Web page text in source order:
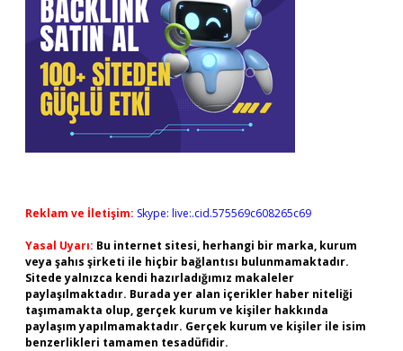
Reklam ve İletişim: Skype: live:.cid.575569c608265c69
Yasal Uyarı: Bu internet sitesi, herhangi bir marka, kurum
veya şahıs şirketi ile hiçbir bağlantısı bulunmamaktadır.
Sitede yalnızca kendi hazırladığımız makaleler
paylaşılmaktadır. Burada yer alan içerikler haber niteliği
taşımamakta olup, gerçek kurum ve kişiler hakkında
paylaşım yapılmamaktadır. Gerçek kurum ve kişiler ile isim
benzerlikleri tamamen tesadüfidir.